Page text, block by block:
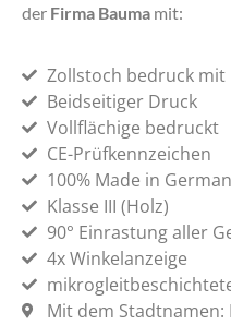
der Firma Bauma mit:
Zollstoch bedruck mit
Beidseitiger Druck
Vollflächige bedruckt
CE-Prüfkennzeichen
100% Made in
Klasse III (Holz)
90° Einrastung aller
4x Winkelanzeige
Mit dem Stadtnamen: